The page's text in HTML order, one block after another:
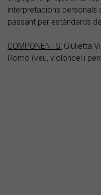
interpretacions personals
passant per estàndards
COMPONENTS: Giulietta
Romo (veu, violoncel i